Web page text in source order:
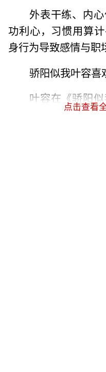
外表干练、内
功利心，习惯用算
身行为导致感情与职
骄阳似我叶容喜
叶容在《骄阳
直喜欢的是庄序——
点击查看